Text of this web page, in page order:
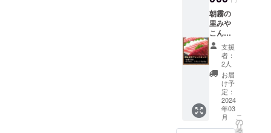
ギャッ
プを楽
しめる
一本で
す。 原
産地：
オース
トラリ
ア 南
オース
トラリ
ア州 マ
クラー
トラリ
ア 南
オース
トラリ
ア州 マ
クラー
レン
ベール
地区 ア
ルコー
ル度
数：14
度 ブド
地内) 電
話：
0986-
38-
1129 発
送の際
は『ト
レーに
入った
状態』
を各種
化粧箱
に梱包
致しま
朝霧の
里みや
こん
じょ(直
売所
ATOM)
より発
送致し
ます。
〒885-
0003 宮
崎県都
城市高
支援
者：
2人
お届
け予
定：
2024
年03
月
こ
の
リ